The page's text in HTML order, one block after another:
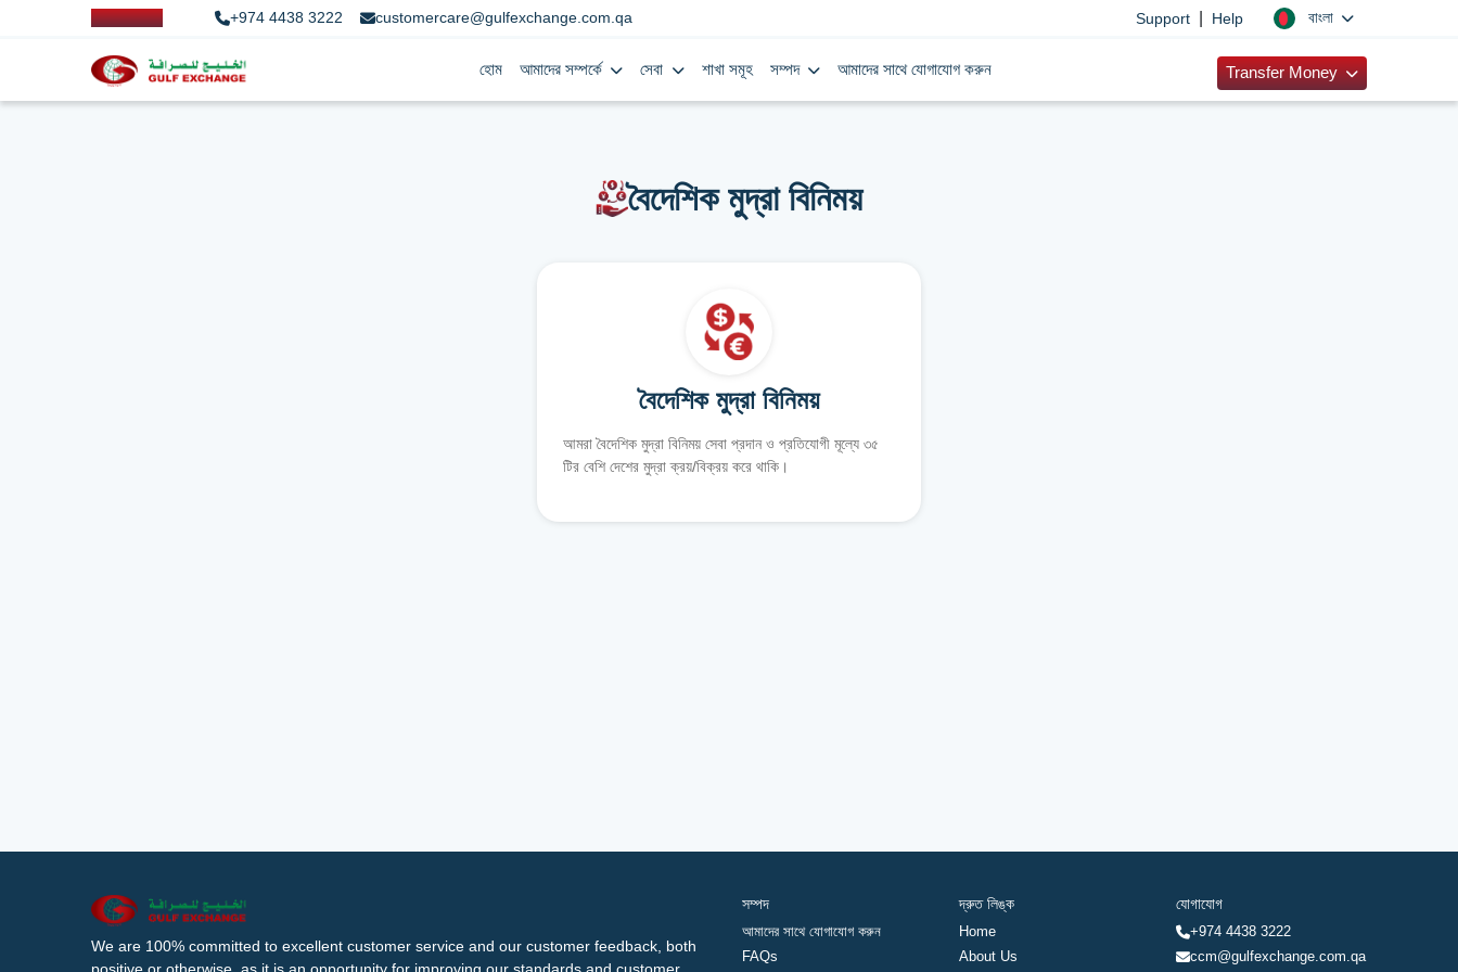
+974 4438 3222 customercare@gulfexchange.com.qa Support Help বাংলা
হোম আমাদের সম্পর্কে সেবা শাখা সমূহ সম্পদ আমাদের সাথে যোগাযোগ করুন Transfer Money
বৈদেশিক মুদ্রা বিনিময়
বৈদেশিক মুদ্রা বিনিময়
আমরা বৈদেশিক মুদ্রা বিনিময় সেবা প্রদান ও প্রতিযোগী মূল্যে ৩৫
টির বেশি দেশের মুদ্রা ক্রয়/বিক্রয় করে থাকি।
We are 100% committed to excellent customer service and our customer feedback, both
সম্পদ
আমাদের সাথে যোগাযোগ করুন
FAQs
দ্রুত লিঙ্ক
Home
About Us
যোগাযোগ
+974 4438 3222
ccm@gulfexchange.com.qa